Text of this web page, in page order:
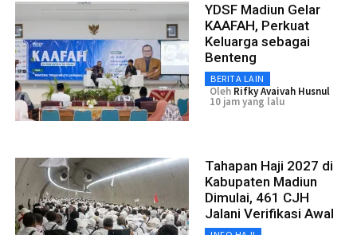
YDSF Madiun Gelar
KAAFAH, Perkuat
Keluarga sebagai
Benteng
BERITA LAIN
Oleh Rifky Avaivah Husnul
10 jam yang lalu
Tahapan Haji 2027 di
Kabupaten Madiun
Dimulai, 461 CJH
Jalani Verifikasi Awal